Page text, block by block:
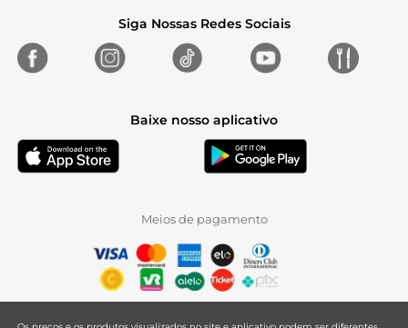
Siga Nossas Redes Sociais
Baixe nosso aplicativo
Meios de pagamento